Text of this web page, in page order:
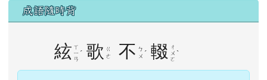
成語隨時背
絃 ㄒ
ㄧ
ㄢ
ˊ 歌 ㄍ
ㄜ
不 ㄅ
ㄨ ˊ 輟
ㄔ
ㄨ
ㄛ
ˋ